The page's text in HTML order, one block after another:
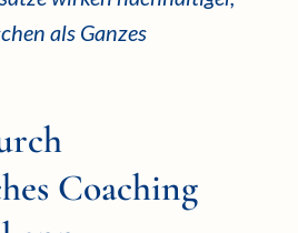
als Ganzes
Coaching